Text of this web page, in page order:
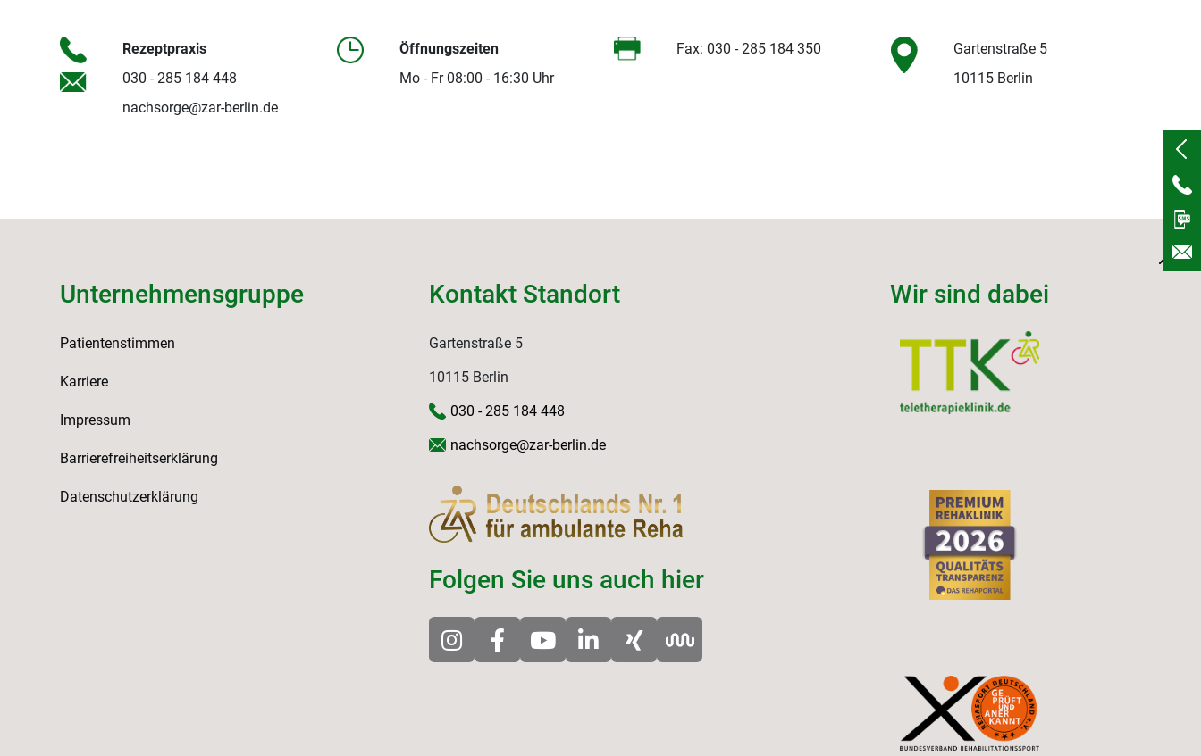
Rezeptpraxis
030 - 285 184 448
nachsorge@zar-berlin.de
Öffnungszeiten
Mo - Fr 08:00 - 16:30 Uhr
Fax: 030 - 285 184 350
Gartenstraße 5
10115 Berlin
Unternehmensgruppe
Patientenstimmen
Karriere
Impressum
Barrierefreiheitserklärung
Datenschutzerklärung
Kontakt Standort
Gartenstraße 5
10115 Berlin
030 - 285 184 448
nachsorge@zar-berlin.de
Folgen Sie uns auch hier
Wir sind dabei